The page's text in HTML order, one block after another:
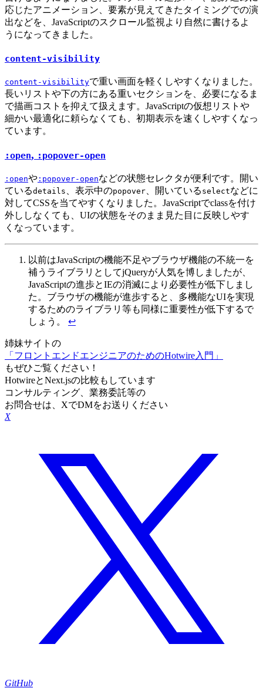
応じたアニメーション、要素が見えてきたタイミングでの演
出などを、JavaScriptのスクロール監視より自然に書けるよ
うになってきました。
content-visibility
content-visibilityで重い画面を軽くしやすくなりました。
長いリストや下の方にある重いセクションを、必要になるま
で描画コストを抑えて扱えます。JavaScriptの仮想リストや
細かい最適化に頼らなくても、初期表示を速くしやすくなっ
ています。
:open, :popover-open
:openや :popover-openなどの状態セレクタが便利です。開い
ているdetails 、表示中のpopover 、開いている selectなどに
対してCSSを当てやすくなりました。JavaScriptでclassを付け
外ししなくても、UIの状態をそのまま見た目に反映しやす
くなっています。
以前はJavaScriptの機能不足やブラウザ機能の不統一を
補うライブラリとしてjQueryが人気を博しましたが、
JavaScriptの進歩とIEの消滅により必要性が低下しまし
た。ブラウザの機能が進歩すると、多機能なUIを実現
するためのライブラリ等も同様に重要性が低下するで
しょう。 ↩
姉妹サイトの
「フロントエンドエンジニアのためのHotwire入門」
もぜひご覧ください！
HotwireとNext.jsの比較もしています
コンサルティング、業務委託等の
お問合せは、XでDMをお送りください
X
GitHub